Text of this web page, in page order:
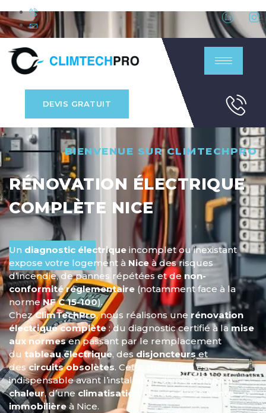
DEVIS GRATUIT
BIENVENUE SUR CLIMTECHPRO
RÉNOVATION ÉLECTRIQUE
COMPLÈTE NICE
Un diagnostic électrique incomplet ou inexistant
expose votre logement à Niceà des risques
d’incendie, de pannes répétées et denon-
conformité réglementaire (notamment face à la
normeNF C 15-100).
ChezClimTechPro, nous réalisons une rénovation
électrique complète : du diagnostic certifié à lamise
aux normesen passant par le remplacement
du tableau électrique, des disjoncteurset
descircuits obsolètes. Cette prestation est
indispensable avant l’installation d’unepompe à
chaleur, d’uneclimatisation ou lors d’une vente
immobilière à Nice.